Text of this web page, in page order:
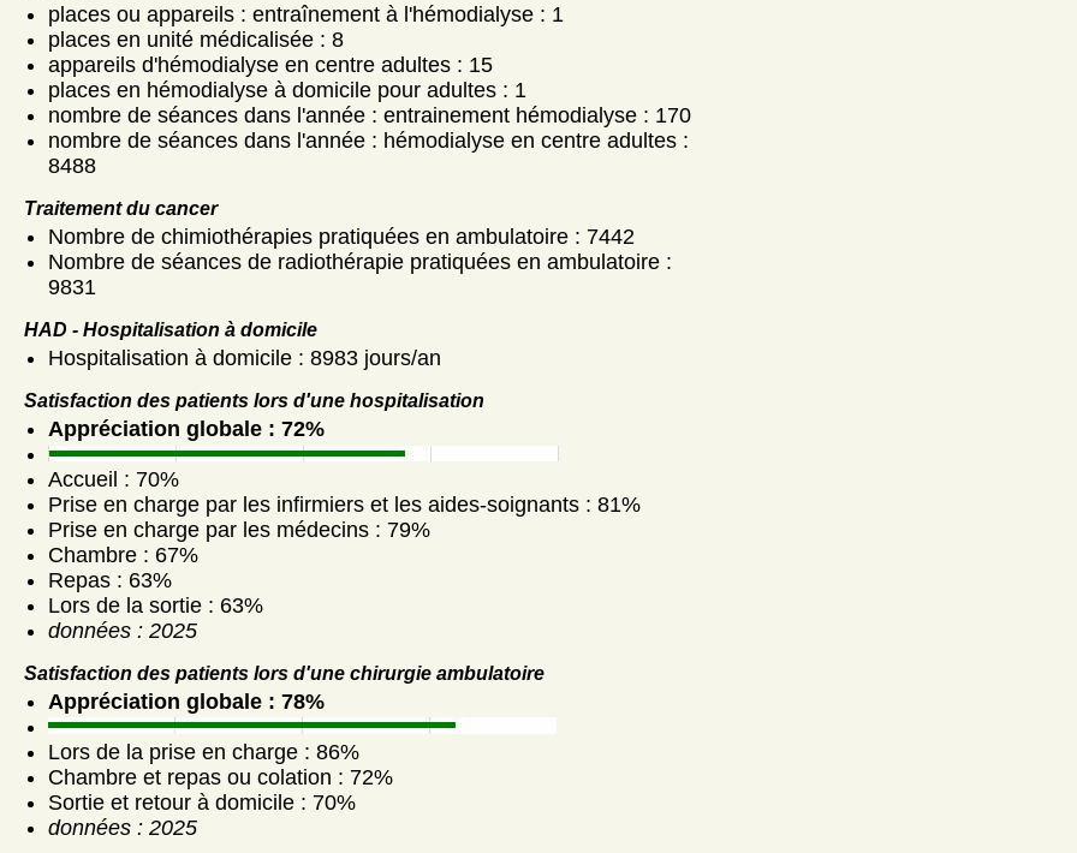
places ou appareils : entraînement à l'hémodialyse : 1
places en unité médicalisée : 8
appareils d'hémodialyse en centre adultes : 15
places en hémodialyse à domicile pour adultes : 1
nombre de séances dans l'année : entrainement hémodialyse : 170
nombre de séances dans l'année : hémodialyse en centre adultes :
8488
Traitement du cancer
Nombre de chimiothérapies pratiquées en ambulatoire : 7442
Nombre de séances de radiothérapie pratiquées en ambulatoire :
9831
HAD - Hospitalisation à domicile
Hospitalisation à domicile : 8983 jours/an
Satisfaction des patients lors d'une hospitalisation
Appréciation globale : 72%
Accueil : 70%
Prise en charge par les infirmiers et les aides-soignants : 81%
Prise en charge par les médecins : 79%
Chambre : 67%
Repas : 63%
Lors de la sortie : 63%
données : 2025
Satisfaction des patients lors d'une chirurgie ambulatoire
Appréciation globale : 78%
Lors de la prise en charge : 86%
Chambre et repas ou colation : 72%
Sortie et retour à domicile : 70%
données : 2025